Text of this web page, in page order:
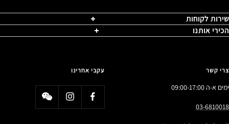
שירות לקוחות
הכירי אותנו
צרי קשר
ימים א-ה 09:00-17:00
03-6810018
עקבי אחרינו